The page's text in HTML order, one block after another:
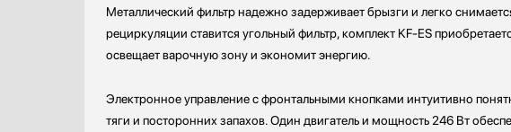
Тостеры
Увлажнители воздуха
Утюги
Холодильники
Холодильное оборудование
Металлический фильтр надежно задерживает брызги и легко
рециркуляции ставится угольный фильтр, комплект KF-ES
освещает варочную зону и экономит энергию.
Электронное управление с фронтальными кнопками интуитивно
тяги и посторонних запахов. Один двигатель и мощность 246 Вт